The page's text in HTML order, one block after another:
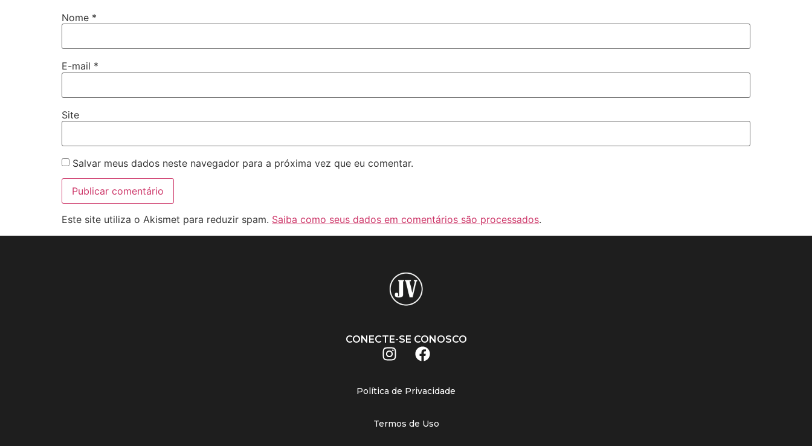
Nome *
E-mail *
Site
Salvar meus dados neste navegador para a próxima vez que eu comentar.
Este site utiliza o Akismet para reduzir spam. Saiba como seus dados em comentários são processados.
CONECTE-SE CONOSCO
Política de Privacidade
Termos de Uso